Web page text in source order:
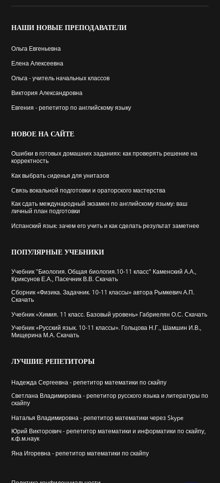
НАШИ НОВЫЕ ПРЕПОДАВАТЕЛИ
Ольга Евгеньевна
Елена Алексеевна
Ольга - учитель начальных классов
Виктория Александровна
Евгения - репетитор по английскому языку
НОВОЕ НА САЙТЕ
Ошибки в готовых домашних заданиях: как проверять решение на
корректность
Как выбрать cиденья для унитазов
Связь вокальной подготовки и ораторского мастерства
Как сдать международный экзамен по английскому языму: ваш
личный план подготовки
Испанский язык: зачем его учить и как сделать результат заметнее
ПОПУЛЯРНЫЕ УЧЕБНИКИ
Учебник "Биология. Общая биология.10-11 класс" Каменский А.А.,
Криксунов Е.А., Пасечник В.В. Скачать
Сборник «Физика. Задачник. 10-11 классы» автора Рымкевич А.П.
Скачать
Учебник «Химия. 11 класс. Базовый уровень» Габриелян О.С. Скачать
Учебник «Русский язык. 10-11 классы». Гольцова Н.Г., Шамшин И.В.,
Мищерина М.А. Скачать
ЛУЧШИЕ РЕПЕТИТОРЫ
Надежда Сергеевна - репетитор математики по скайпу
Cветлана Владимировна - репетитор русского языка и литературы по
скайпу
Наталья Владимировна - репетитор математики через Skype
Юрий Викторович - репетитор математики и информатики по скайпу,
к.ф.м.наук
Яна Игоревна - репетитор математики по скайпу